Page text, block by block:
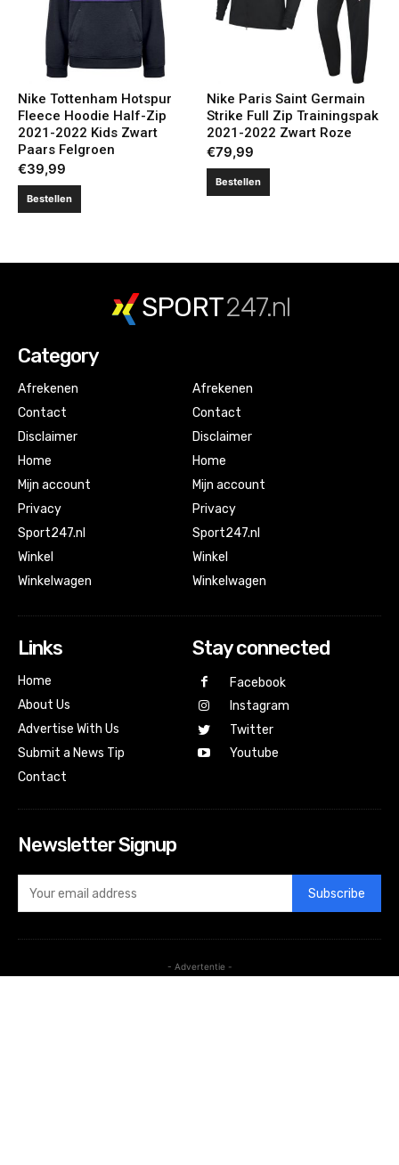
Nike Tottenham Hotspur
Fleece Hoodie Half-Zip
2021-2022 Kids Zwart
Paars Felgroen
€39,99
Bestellen
Nike Paris Saint Germain
Strike Full Zip Trainingspak
2021-2022 Zwart Roze
€79,99
Bestellen
SPORT247.nl
Category
Afrekenen
Contact
Disclaimer
Home
Mijn account
Privacy
Sport247.nl
Winkel
Winkelwagen
Afrekenen
Contact
Disclaimer
Home
Mijn account
Privacy
Sport247.nl
Winkel
Winkelwagen
Links
Home
About Us
Advertise With Us
Submit a News Tip
Contact
Stay connected
Facebook
Instagram
Twitter
Youtube
Newsletter Signup
Subscribe
- Advertentie -